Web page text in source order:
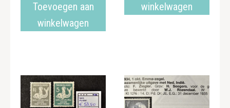
Toevoegen aan
winkelwagen
winkelwagen